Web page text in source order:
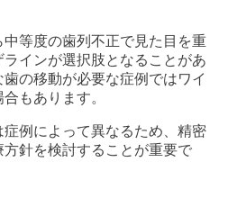
等度の歯列不正で見た目を重
インが選択肢となることがあ
の移動が必要な症例ではワイ
もあります。
例によって異なるため、精密
針を検討することが重要で